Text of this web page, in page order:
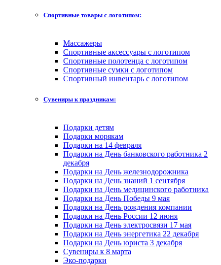
Спортивные товары с логотипом:
Массажеры
Спортивные аксессуары с логотипом
Спортивные полотенца с логотипом
Спортивные сумки с логотипом
Спортивный инвентарь с логотипом
Сувениры к праздникам:
Подарки детям
Подарки морякам
Подарки на 14 февраля
Подарки на День банковского работника 2
декабря
Подарки на День железнодорожника
Подарки на День знаний 1 сентября
Подарки на День медицинского работника
Подарки на День Победы 9 мая
Подарки на День рождения компании
Подарки на День России 12 июня
Подарки на День электросвязи 17 мая
Подарки на День энергетика 22 декабря
Подарки на День юриста 3 декабря
Сувениры к 8 марта
Эко-подарки